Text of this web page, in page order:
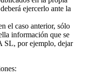
ejercerlo ante la
el caso anterior, sólo
información que se
SL, por ejemplo, dejar